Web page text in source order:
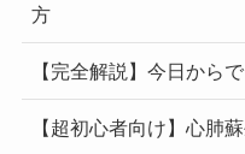
方
【完全解説】今日から
【超初心者向け】心肺